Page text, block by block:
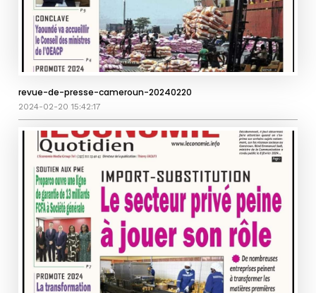
revue-de-presse-cameroun-20240220
2024-02-20 15:42:17